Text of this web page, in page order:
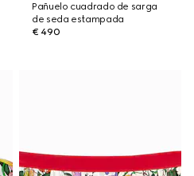
Pañuelo cuadrado de sarga
de seda estampada
€ 490